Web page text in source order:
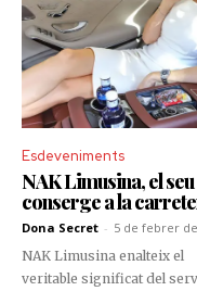
Esdeveniments
NAK Limusina, el seu
conserge a la
Dona Secret - 5 de febrer
NAK Limusina enalteix el
veritable significat del